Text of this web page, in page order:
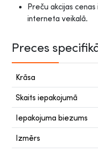
Preču akcijas
interneta veikalā.
Preces
Krāsa
Skaits iepakojumā
Iepakojuma biezums
Izmērs